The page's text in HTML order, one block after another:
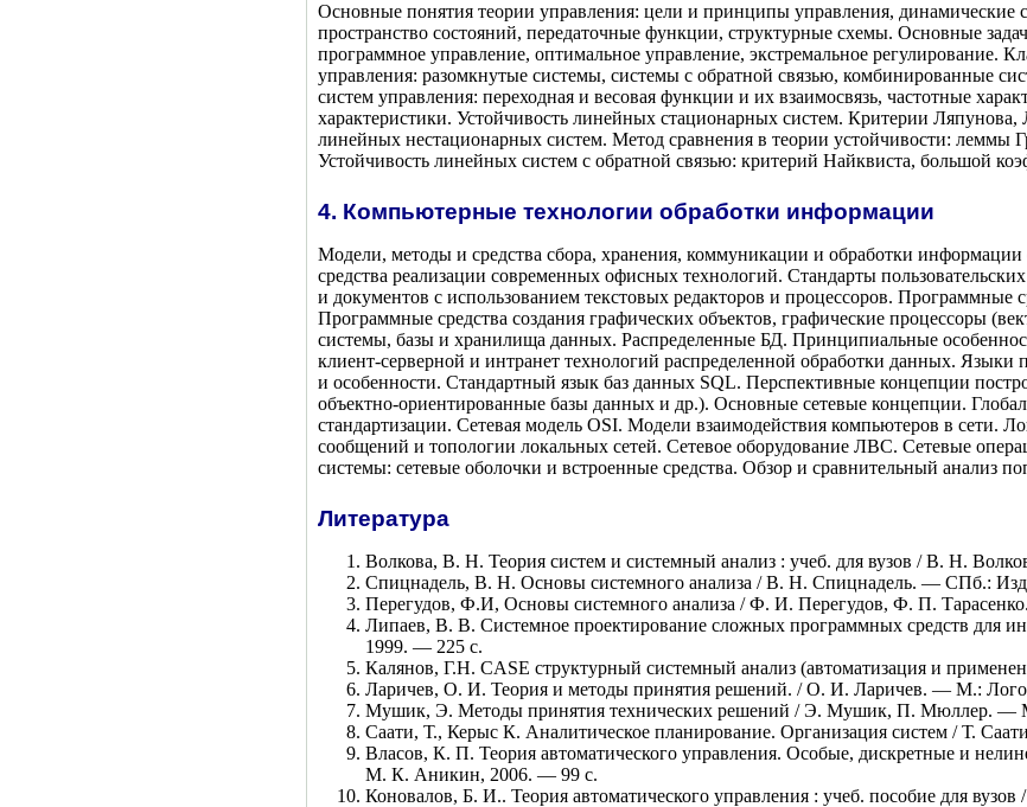
Основные понятия теории управления: цели и принципы управления, динамические
пространство состояний, передаточные функции, структурные схемы. Основные
программное управление, оптимальное управление, экстремальное регулирование.
управления: разомкнутые системы, системы с обратной связью, комбинированные
систем управления: переходная и весовая функции и их взаимосвязь, частотные
характеристики. Устойчивость линейных стационарных систем. Критерии
линейных нестационарных систем. Метод сравнения в теории устойчивости: леммы
Устойчивость линейных систем с обратной связью: критерий Найквиста, большой
4. Компьютерные технологии обработки информации
Модели, методы и средства сбора, хранения, коммуникации и обработки
средства реализации современных офисных технологий. Стандарты
и документов с использованием текстовых редакторов и процессоров. Программные
Программные средства создания графических объектов, графические процессоры
системы, базы и хранилища данных. Распределенные БД. Принципиальные
клиент-серверной и интранет технологий распределенной обработки данных.
и особенности. Стандартный язык баз данных SQL. Перспективные концепции
объектно-ориентированные базы данных и др.). Основные сетевые концепции.
стандартизации. Сетевая модель OSI. Модели взаимодействия компьютеров в сети.
сообщений и топологии локальных сетей. Сетевое оборудование ЛВС. Сетевые
системы: сетевые оболочки и встроенные средства. Обзор и сравнительный анализ
Литература
Волкова, В. Н. Теория систем и системный анализ : учеб. для вузов / В. Н.
Спицнадель, В. Н. Основы системного анализа / В. Н. Спицнадель. — СПб.:
Перегудов, Ф.И, Основы системного анализа / Ф. И. Перегудов, Ф. П.
Липаев, В. В. Системное проектирование сложных программных средств
1999. — 225 с.
Калянов, Г.Н. CASE структурный системный анализ (автоматизация и
Ларичев, О. И. Теория и методы принятия решений. / О. И. Ларичев. — М.:
Мушик, Э. Методы принятия технических решений / Э. Мушик, П. Мюллер. —
Саати, Т., Керыс К. Аналитическое планирование. Организация систем / Т.
Власов, К. П. Теория автоматического управления. Особые, дискретные и
М. К. Аникин, 2006. — 99 с.
Коновалов, Б. И.. Теория автоматического управления : учеб. пособие для